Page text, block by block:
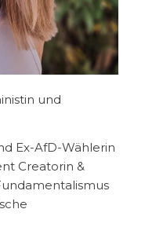
und
Ex-AfD-Wählerin
Creatorin &